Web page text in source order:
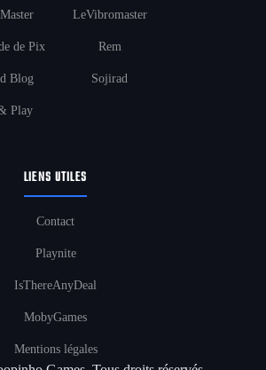
de Pix
Blog
Play
LeVibromaster
Rem
Sojirad
LIENS UTILES
Contact
Playnite
IsThereAnyDeal
MobyGames
Mentions légales